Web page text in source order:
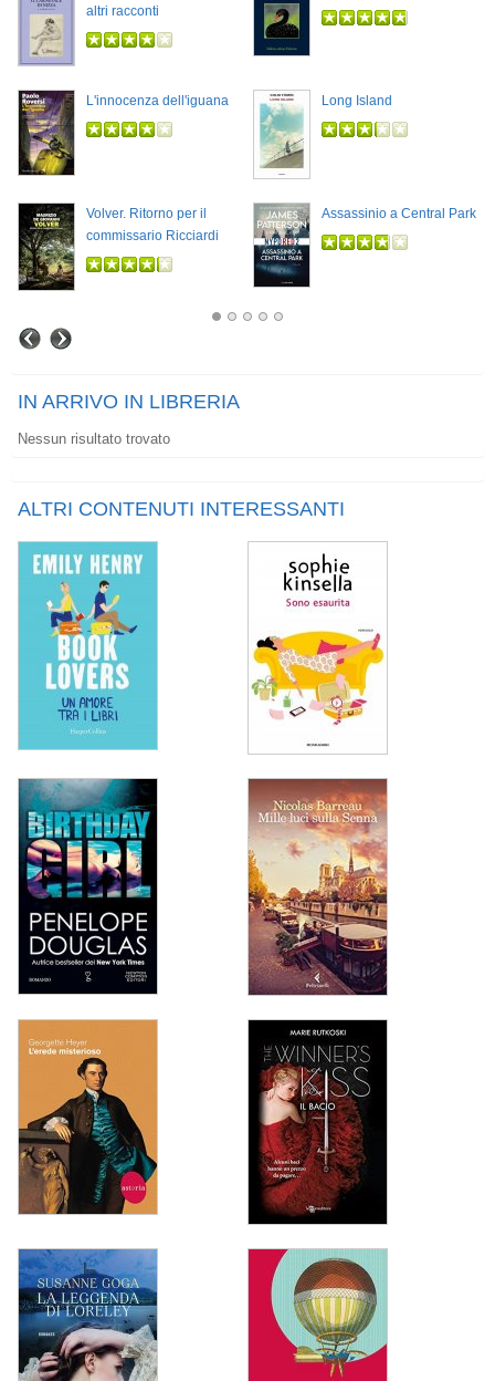
altri racconti
L'innocenza dell'iguana Long Island
Volver. Ritorno per il
commissario Ricciardi
Assassinio a Central Park
IN ARRIVO IN LIBRERIA
Nessun risultato trovato
ALTRI CONTENUTI INTERESSANTI